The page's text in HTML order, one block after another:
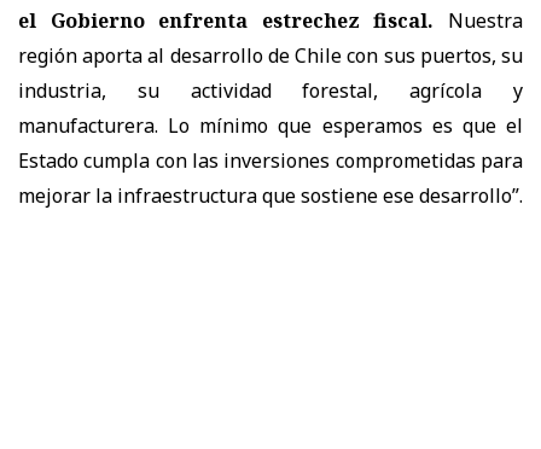
el Gobierno enfrenta estrechez fiscal. Nuestra
región aporta al desarrollo de Chile con sus puertos, su
industria, su actividad forestal, agrícola y
manufacturera. Lo mínimo que esperamos es que el
Estado cumpla con las inversiones comprometidas para
mejorar la infraestructura que sostiene ese desarrollo”.